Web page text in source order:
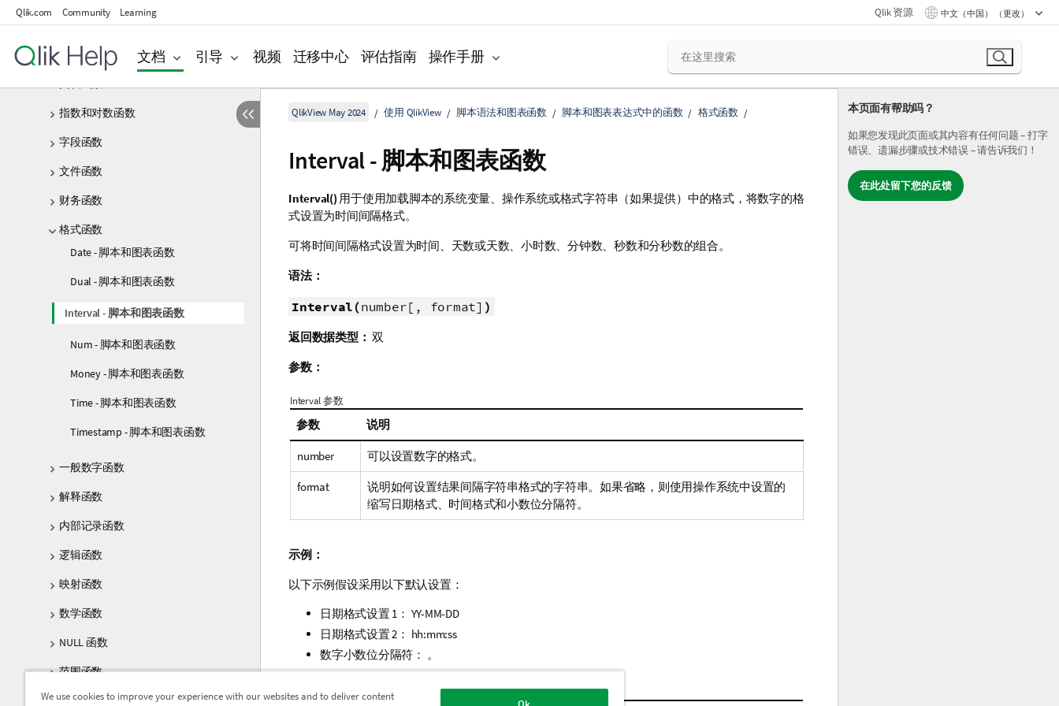
Qlik.com Community Learning Qlik 资源 中文（中国） （更改）
文档 引导 视频 迁移中心 评估指南 操作手册
计数函数
日期和时间函数
指数和对数函数
字段函数
文件函数
财务函数
格式函数
Date - 脚本和图表函数
Dual - 脚本和图表函数
Interval - 脚本和图表函数
Num - 脚本和图表函数
Money - 脚本和图表函数
Time - 脚本和图表函数
Timestamp - 脚本和图表函数
一般数字函数
解释函数
内部记录函数
逻辑函数
映射函数
数学函数
NULL 函数
范围函数
关系函数
本页面有帮助吗？
如果您发现此页面或其内容有任何问题 – 打字
错误、遗漏步骤或技术错误 – 请告诉我们！
在此处留下您的反馈
QlikView May 2024 使用 QlikView 脚本语法和图表函数 脚本和图表表达式中的函数 格式函数
Interval - 脚本和图表函数
Interval() 用于使用加载脚本的系统变量、操作系统或格式字符串（如果提供）中的格式，将数字的格
式设置为时间间隔格式。
可将时间间隔格式设置为时间、天数或天数、小时数、分钟数、秒数和分秒数的组合。
语法：
Interval(number[, format] )
返回数据类型： 双
参数：
Interval 参数
参数 说明
number 可以设置数字的格式。
format
说明如何设置结果间隔字符串格式的字符串。如果省略，则使用操作系统中设置的
缩写日期格式、时间格式和小数位分隔符。
示例：
以下示例假设采用以下默认设置：
日期格式设置 1： YY-MM-DD
日期格式设置 2： hh:mm:ss
数字小数位分隔符： 。
示例和结果
We use cookies to improve your experience with our websites and to deliver content